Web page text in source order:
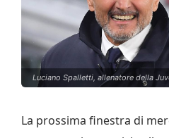
Luciano Spalletti, allenatore della
La prossima finestra di